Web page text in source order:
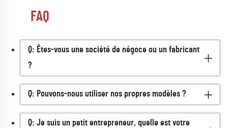
FAQ
Q: Êtes-vous une société de négoce ou un fabricant
?
Q: Pouvons-nous utiliser nos propres modèles ?
Q: Je suis un petit entrepreneur, quelle est votre